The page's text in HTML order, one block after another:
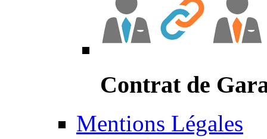
Contrat de
Mentions Légales